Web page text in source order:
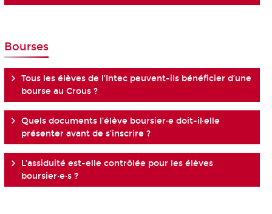
Bourses
Tous les élèves de l’Intec peuvent-ils bénéficier d’une
bourse au Crous ?
Quels documents l’élève boursier·e doit-il·elle
présenter avant de s’inscrire ?
L’assiduité est-elle contrôlée pour les élèves
boursier·e·s ?